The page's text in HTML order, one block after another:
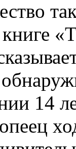
14